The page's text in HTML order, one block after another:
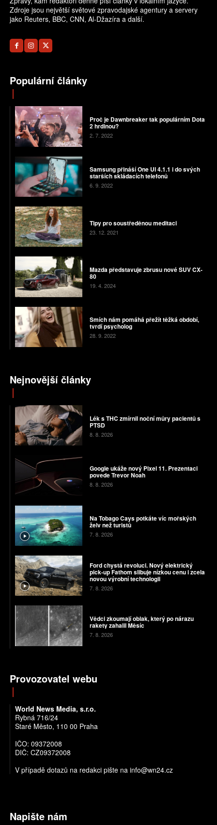
Zdroje jsou největší světové zpravodajské agentury a servery
jako Reuters, BBC, CNN, Al-Džazíra a další.
Populární články
Proč je Dawnbreaker tak populárním Dota
2 hrdinou?
2. 7. 2022
Samsung přináší One UI 4.1.1 i do svých
starších skládacích telefonů
6. 9. 2022
Tipy pro soustředěnou meditaci
23. 12. 2021
Mazda představuje zbrusu nové SUV CX-
80
19. 4. 2024
Smích nám pomáhá přežít těžká období,
tvrdí psycholog
28. 9. 2022
Nejnovější články
Lék s THC zmírnil noční můry pacientů s
PTSD
8. 8. 2026
Google ukáže nový Pixel 11. Prezentaci
povede Trevor Noah
8. 8. 2026
Na Tobago Cays potkáte víc mořských
želv než turistů
7. 8. 2026
Ford chystá revoluci. Nový elektrický
pick-up Fathom slibuje nízkou cenu i zcela
novou výrobní technologii
7. 8. 2026
Vědci zkoumají oblak, který po nárazu
rakety zahalil Měsíc
7. 8. 2026
Provozovatel webu
World News Media, s.r.o.
Rybná 716/24
Staré Město, 110 00 Praha
IČO: 09372008
DIČ: CZ09372008
V případě dotazů na redakci pište na info@wn24.cz
Napište nám